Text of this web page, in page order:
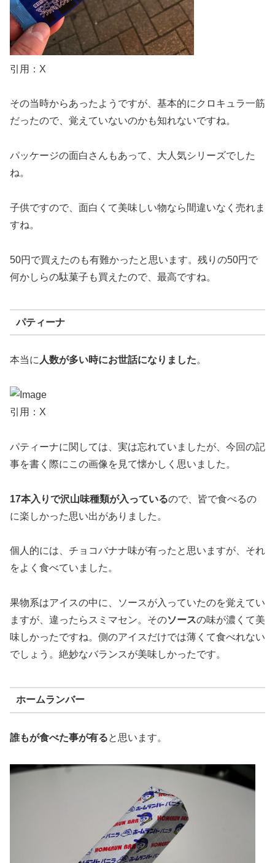
引用：X
その当時からあったようですが、基本的にクロキュラ一筋
だったので、覚えていないのかも知れないですね。
パッケージの面白さんもあって、大人気シリーズでした
ね。
子供ですので、面白くて美味しい物なら間違いなく売れま
すね。
50円で買えたのも有難かったと思います。残りの50円で
何かしらの駄菓子も買えたので、最高ですね。
パティーナ
本当に 人数が多い時にお世話になりました。
引用：X
パティーナに関しては、実は忘れていましたが、今回の記
事を書く際にこの画像を見て懐かしく思いました。
17本入りで沢山味種類が入っているので、皆で食べるの
に楽しかった思い出がありました。
個人的には、チョコバナナ味が有ったと思いますが、それ
をよく食べていました。
果物系はアイスの中に、ソースが入っていたのを覚えてい
ますが、違ったらスミマセン。そのソースの味が濃くて美
味しかったですね。側のアイスだけでは薄くて食べれない
でしょう。絶妙なバランスが美味しかったです。
ホームランバー
誰もが食べた事が有ると思います。